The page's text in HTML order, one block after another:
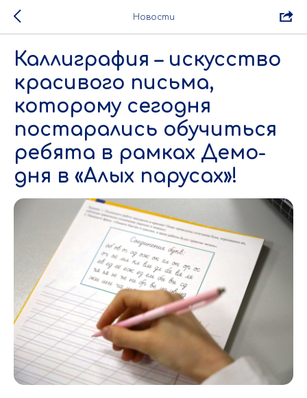
Новости
Каллиграфия – искусство
красивого письма,
которому сегодня
постарались обучиться
ребята в рамках Демо-
дня в «Алых парусах»!